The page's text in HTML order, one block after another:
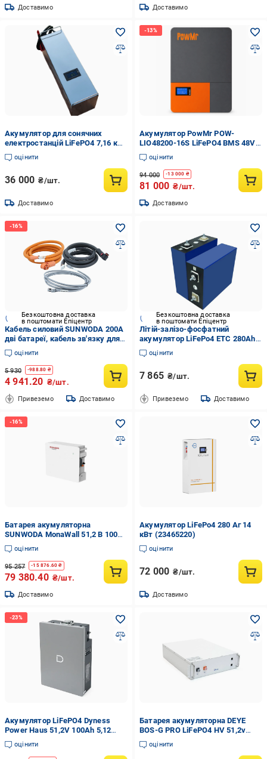
Доставимо Доставимо
Акумулятор для сонячних
електростанцій LiFePO4 7,16 кВт
24V 280 Ah (5753564)
оцінити
36 000 ₴/шт.
Доставимо
Акумулятор PowMr POW-
LIO48200-16S LiFePO4 BMS 48V
200 Ah 10.24 кВт/год (35680898)
оцінити
94 000 -13 000 ₴
81 000 ₴/шт.
Доставимо
Безкоштовна доставка
в поштомати Епіцентр
Кабель силовий SUNWODA 200А
дві батареї, кабель зв'язку для
Atrix-5 (1393184-1C)
оцінити
5 930 -988.80 ₴
4 941.20 ₴/шт.
Привеземо Доставимо
Безкоштовна доставка
в поштомати Епіцентр
Літій-залізо-фосфатний
акумулятор LiFePo4 ETC 280Ah
3,2 V ≥8000 cycle Клас А
(19072401)
оцінити
7 865 ₴/шт.
Привеземо Доставимо
Батарея акумуляторна
SUNWODA MonaWall 51,2 В 100A/
год LiFePO4 5 кВТ/год 100% DOD
IP65 (1366374-1C)
оцінити
95 257 -15 876.60 ₴
79 380.40 ₴/шт.
Доставимо
Акумулятор LiFePo4 280 Аг 14
кВт (23465220)
оцінити
72 000 ₴/шт.
Доставимо
Акумулятор LiFePO4 Dyness
Power Haus 51,2V 100Аh 5,12
kWh BMS75A Wi-Fi
оцінити
Батарея акумуляторна DEYE
BOS-G PRO LiFePO4 HV 51,2v
100AH 5,12kwh
оцінити